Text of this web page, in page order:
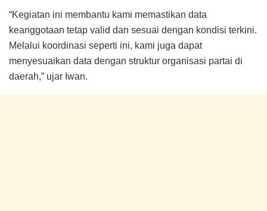
“Kegiatan ini membantu kami memastikan data
keanggotaan tetap valid dan sesuai dengan kondisi terkini.
Melalui koordinasi seperti ini, kami juga dapat
menyesuaikan data dengan struktur organisasi partai di
daerah,” ujar Iwan.